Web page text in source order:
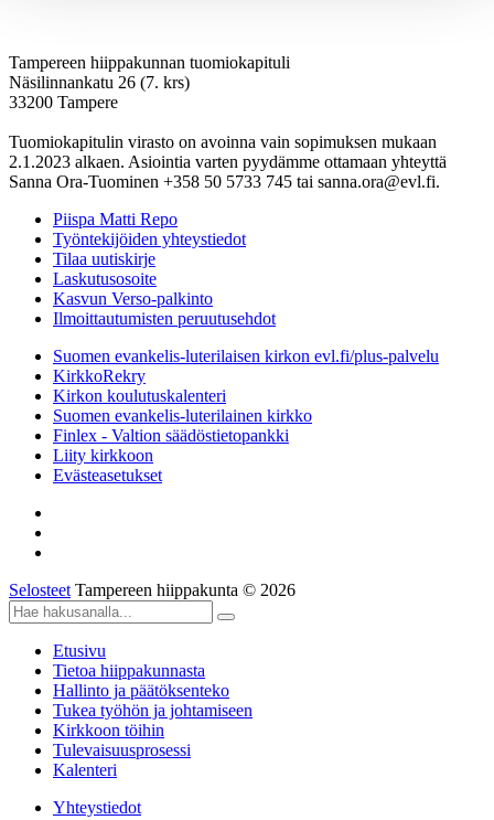
Tampereen hiippakunnan tuomiokapituli
Näsilinnankatu 26 (7. krs)
33200 Tampere
Tuomiokapitulin virasto on avoinna vain sopimuksen mukaan
2.1.2023 alkaen. Asiointia varten pyydämme ottamaan yhteyttä
Sanna Ora-Tuominen +358 50 5733 745 tai sanna.ora@evl.fi.
Piispa Matti Repo
Työntekijöiden yhteystiedot
Tilaa uutiskirje
Laskutusosoite
Kasvun Verso-palkinto
Ilmoittautumisten peruutusehdot
Suomen evankelis-luterilaisen kirkon evl.fi/plus-palvelu
KirkkoRekry
Kirkon koulutuskalenteri
Suomen evankelis-luterilainen kirkko
Finlex - Valtion säädöstietopankki
Liity kirkkoon
Evästeasetukset
Selosteet Tampereen hiippakunta © 2026
Etusivu
Tietoa hiippakunnasta
Hallinto ja päätöksenteko
Tukea työhön ja johtamiseen
Kirkkoon töihin
Tulevaisuusprosessi
Kalenteri
Yhteystiedot